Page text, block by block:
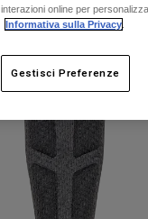
interazioni online per
Informativa sulla Privacy
Gestisci Preferenze